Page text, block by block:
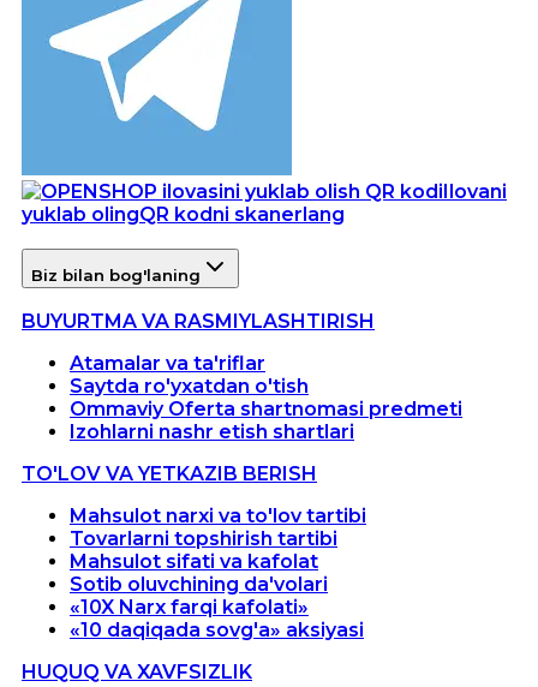
Ilovani
yuklab olingQR kodni skanerlang
Biz bilan bog'laning
BUYURTMA VA RASMIYLASHTIRISH
Atamalar va ta'riflar
Saytda ro'yxatdan o'tish
Ommaviy Oferta shartnomasi predmeti
Izohlarni nashr etish shartlari
TO'LOV VA YETKAZIB BERISH
Mahsulot narxi va to'lov tartibi
Tovarlarni topshirish tartibi
Mahsulot sifati va kafolat
Sotib oluvchining da'volari
«10X Narx farqi kafolati»
«10 daqiqada sovg'a» aksiyasi
HUQUQ VA XAVFSIZLIK